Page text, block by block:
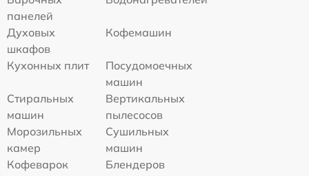
панелей
Духовых
шкафов
Кофемашин
Кухонных плит
Посудомоечных
машин
Стиральных
машин
Вертикальных
пылесосов
Морозильных
камер
Сушильных
машин
Кофеварок
Блендеров